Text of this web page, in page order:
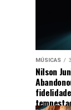
MÚSICAS
Nilson